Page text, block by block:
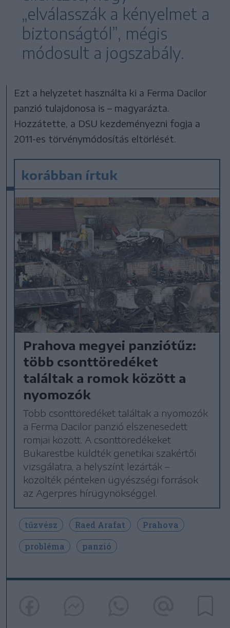
„elválasszák a kényelmet a
biztonságtól”, mégis
módosult a jogszabály.
Ezt a helyzetet használta ki a Ferma Dacilor
panzió tulajdonosa is – magyarázta.
Hozzátette, a DSU kezdeményezni fogja a
2011-es törvénymódosítás eltörlését.
korábban írtuk
Prahova megyei panziótűz:
több csonttöredéket
találtak a romok között a
nyomozók
Több csonttöredéket találtak a nyomozók
a Ferma Dacilor panzió elszenesedett
romjai között. A csonttöredékeket
Bukarestbe küldték genetikai szakértői
vizsgálatra, a helyszínt lezárták –
közölték pénteken ügyészségi források
az Agerpres hírügynökséggel.
tűzvész Raed Arafat
Prahova
probléma
panzió